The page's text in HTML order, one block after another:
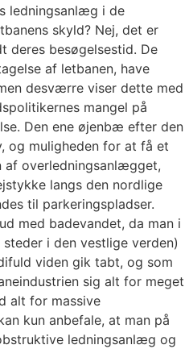
ledningsanlæg i de
skyld? Nej, det er
deres besøgelsestid. De
af letbanen, have
desværre viser dette med
mangel på
Den ene øjenbæ efter den
og muligheden for at få et
overledningsanlægget,
langs den nordlige
til parkeringspladser.
med badevandet, da man i
i den vestlige verden)
viden gik tabt, og som
sig alt for meget
alt for massive
kun anbefale, at man på
ledningsanlæg og